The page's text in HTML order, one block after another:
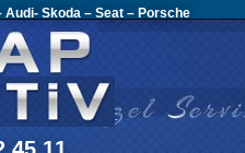
Audi- Skoda – Seat – Porsche